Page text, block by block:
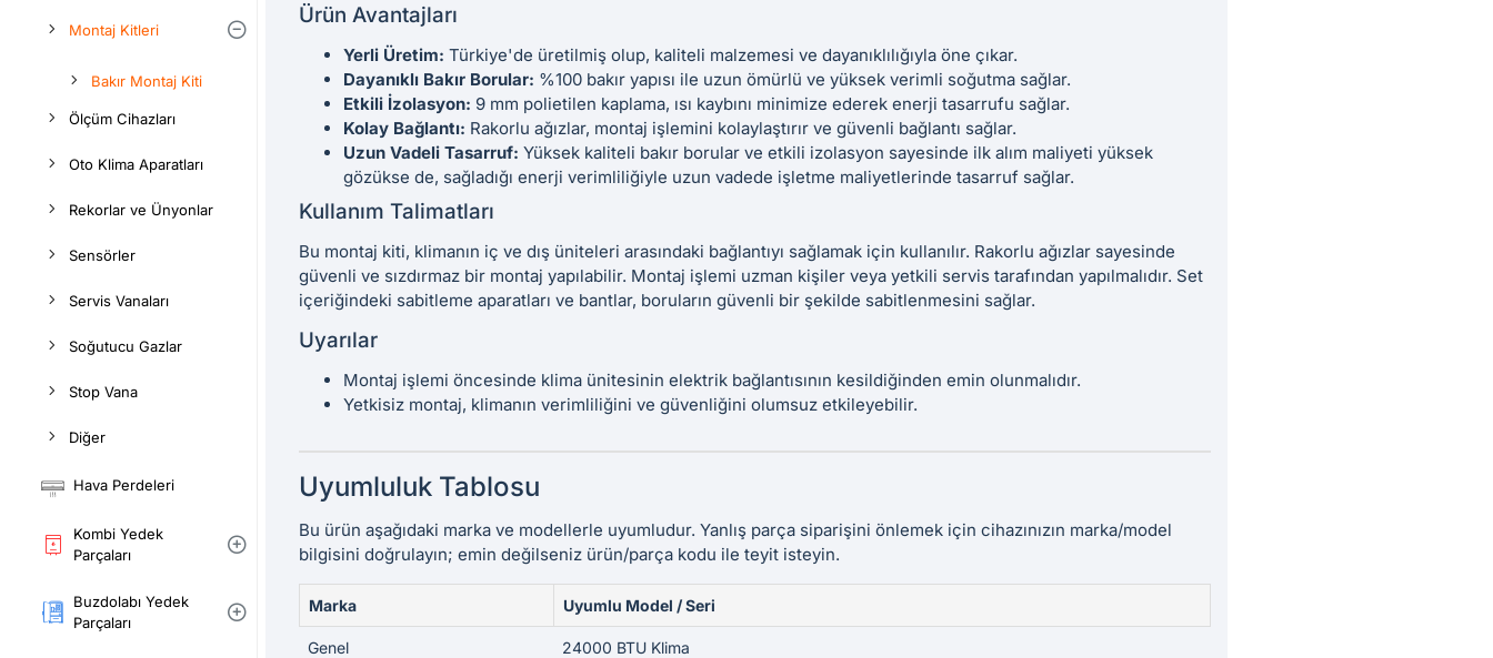
Montaj Kitleri
Bakır Montaj Kiti
Ölçüm Cihazları
Oto Klima Aparatları
Rekorlar ve Ünyonlar
Sensörler
Servis Vanaları
Soğutucu Gazlar
Stop Vana
Diğer
Hava Perdeleri
Kombi Yedek
Parçaları
Buzdolabı Yedek
Parçaları
Ürün Avantajları
Yerli Üretim: Türkiye'de üretilmiş olup, kaliteli malzemesi ve dayanıklılığıyla öne çıkar.
Dayanıklı Bakır Borular: %100 bakır yapısı ile uzun ömürlü ve yüksek verimli soğutma sağlar.
Etkili İzolasyon: 9 mm polietilen kaplama, ısı kaybını minimize ederek enerji tasarrufu sağlar.
Kolay Bağlantı: Rakorlu ağızlar, montaj işlemini kolaylaştırır ve güvenli bağlantı sağlar.
Uzun Vadeli Tasarruf: Yüksek kaliteli bakır borular ve etkili izolasyon sayesinde ilk alım maliyeti yüksek
gözükse de, sağladığı enerji verimliliğiyle uzun vadede işletme maliyetlerinde tasarruf sağlar.
Kullanım Talimatları
Bu montaj kiti, klimanın iç ve dış üniteleri arasındaki bağlantıyı sağlamak için kullanılır. Rakorlu ağızlar sayesinde
güvenli ve sızdırmaz bir montaj yapılabilir. Montaj işlemi uzman kişiler veya yetkili servis tarafından yapılmalıdır. Set
içeriğindeki sabitleme aparatları ve bantlar, boruların güvenli bir şekilde sabitlenmesini sağlar.
Uyarılar
Montaj işlemi öncesinde klima ünitesinin elektrik bağlantısının kesildiğinden emin olunmalıdır.
Yetkisiz montaj, klimanın verimliliğini ve güvenliğini olumsuz etkileyebilir.
Uyumluluk Tablosu
Bu ürün aşağıdaki marka ve modellerle uyumludur. Yanlış parça siparişini önlemek için cihazınızın marka/model
bilgisini doğrulayın; emin değilseniz ürün/parça kodu ile teyit isteyin.
Marka Uyumlu Model / Seri
Genel 24000 BTU Klima